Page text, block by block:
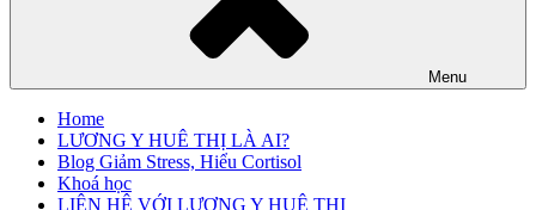
Menu
Home
LƯƠNG Y HUÊ THỊ LÀ AI?
Blog Giảm Stress, Hiểu Cortisol
Khoá học
LIÊN HỆ VỚI LƯƠNG Y HUÊ THỊ